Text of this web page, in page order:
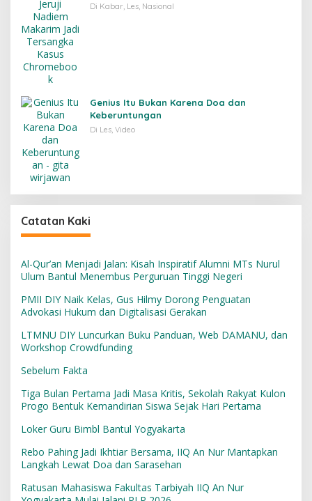
Di Kabar, Les, Nasional
Genius Itu Bukan Karena Doa dan
Keberuntungan
Di Les, Video
Catatan Kaki
Al-Qur’an Menjadi Jalan: Kisah Inspiratif Alumni MTs Nurul
Ulum Bantul Menembus Perguruan Tinggi Negeri
PMII DIY Naik Kelas, Gus Hilmy Dorong Penguatan
Advokasi Hukum dan Digitalisasi Gerakan
LTMNU DIY Luncurkan Buku Panduan, Web DAMANU, dan
Workshop Crowdfunding
Sebelum Fakta
Tiga Bulan Pertama Jadi Masa Kritis, Sekolah Rakyat Kulon
Progo Bentuk Kemandirian Siswa Sejak Hari Pertama
Loker Guru Bimbl Bantul Yogyakarta
Rebo Pahing Jadi Ikhtiar Bersama, IIQ An Nur Mantapkan
Langkah Lewat Doa dan Sarasehan
Ratusan Mahasiswa Fakultas Tarbiyah IIQ An Nur